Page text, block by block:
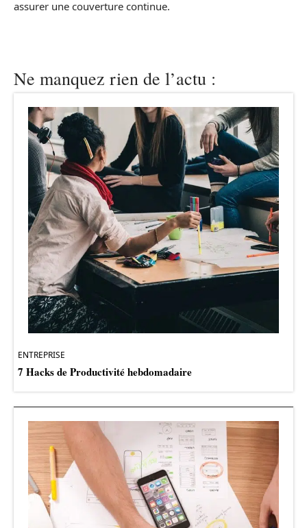
assurer une couverture continue.
Ne manquez rien de l’actu :
ENTREPRISE
7 Hacks de Productivité hebdomadaire